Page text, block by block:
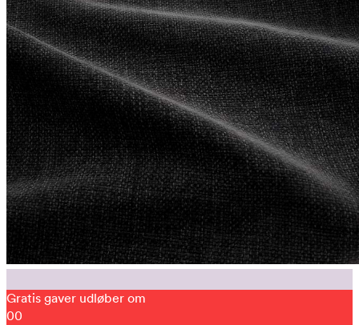
Gratis gaver udløber om
00